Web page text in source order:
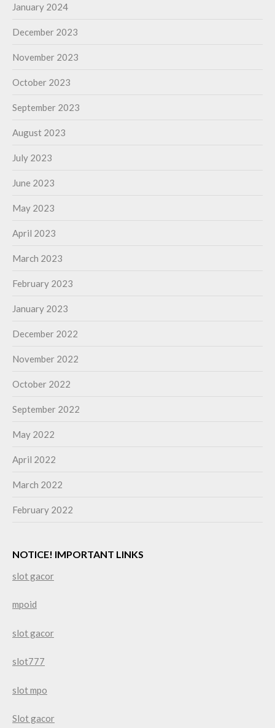
January 2024
December 2023
November 2023
October 2023
September 2023
August 2023
July 2023
June 2023
May 2023
April 2023
March 2023
February 2023
January 2023
December 2022
November 2022
October 2022
September 2022
May 2022
April 2022
March 2022
February 2022
NOTICE! IMPORTANT LINKS
slot gacor
mpoid
slot gacor
slot777
slot mpo
Slot gacor